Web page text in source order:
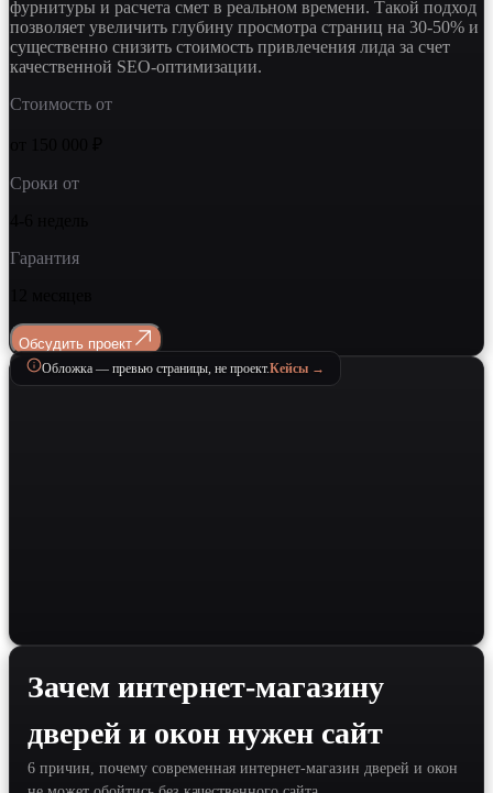
фурнитуры и расчета смет в реальном времени. Такой подход
позволяет увеличить глубину просмотра страниц на 30-50% и
существенно снизить стоимость привлечения лида за счет
качественной SEO-оптимизации.
Стоимость от
Сроки от
Гарантия
Обсудить проект
Обложка — превью страницы, не проект.Кейсы →
Зачем интернет-магазину
дверей и окон нужен сайт
6 причин, почему современная интернет-магазин дверей и окон